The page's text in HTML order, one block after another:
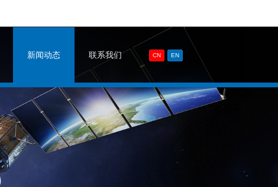
新闻动态 联系我们 CN EN